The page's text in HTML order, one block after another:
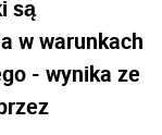
są
w warunkach
- wynika ze